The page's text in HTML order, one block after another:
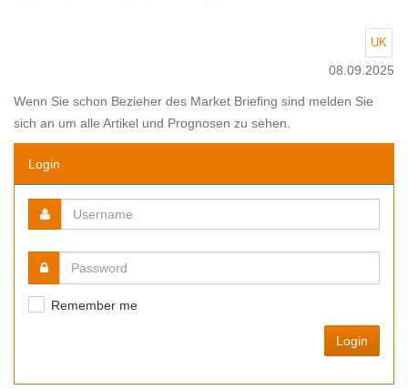
UK
08.09.2025
Wenn Sie schon Bezieher des Market Briefing sind melden Sie
sich an um alle Artikel und Prognosen zu sehen.
Login
Remember me
Login